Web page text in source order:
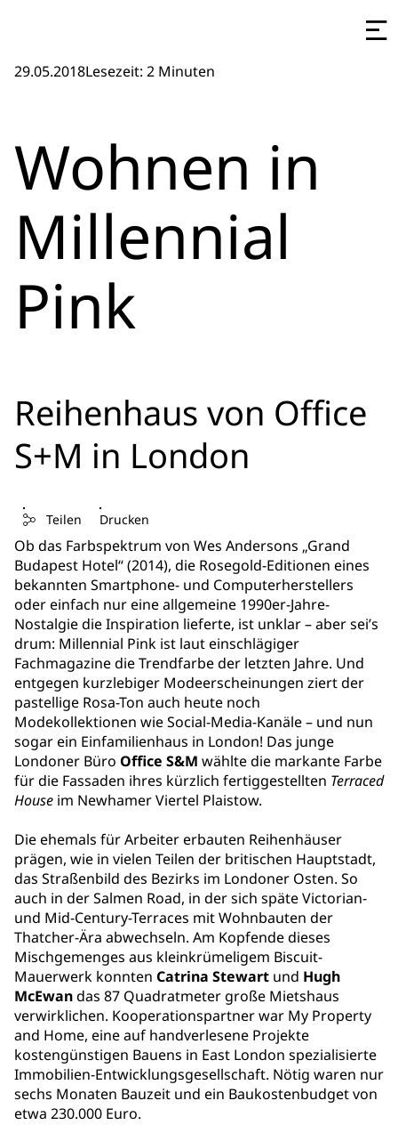
29.05.2018Lesezeit: 2 Minuten
Wohnen in
Millennial
Pink
Reihenhaus von Office
S+M in London
Teilen Drucken
Ob das Farbspektrum von Wes Andersons „Grand
Budapest Hotel“ (2014), die Rosegold-Editionen eines
bekannten Smartphone- und Computerherstellers
oder einfach nur eine allgemeine 1990er-Jahre-
Nostalgie die Inspiration lieferte, ist unklar – aber sei’s
drum: Millennial Pink ist laut einschlägiger
Fachmagazine die Trendfarbe der letzten Jahre. Und
entgegen kurzlebiger Modeerscheinungen ziert der
pastellige Rosa-Ton auch heute noch
Modekollektionen wie Social-Media-Kanäle – und nun
sogar ein Einfamilienhaus in London! Das junge
Londoner Büro Office S&M wählte die markante Farbe
für die Fassaden ihres kürzlich fertiggestellten Terraced
House im Newhamer Viertel Plaistow.
Die ehemals für Arbeiter erbauten Reihenhäuser
prägen, wie in vielen Teilen der britischen Hauptstadt,
das Straßenbild des Bezirks im Londoner Osten. So
auch in der Salmen Road, in der sich späte Victorian-
und Mid-Century-Terraces mit Wohnbauten der
Thatcher-Ära abwechseln. Am Kopfende dieses
Mischgemenges aus kleinkrümeligem Biscuit-
Mauerwerk konnten Catrina Stewart und Hugh
McEwandas 87 Quadratmeter große Mietshaus
verwirklichen. Kooperationspartner war My Property
and Home, eine auf handverlesene Projekte
kostengünstigen Bauens in East London spezialisierte
Immobilien-Entwicklungsgesellschaft. Nötig waren nur
sechs Monaten Bauzeit und ein Baukostenbudget von
etwa 230.000 Euro.